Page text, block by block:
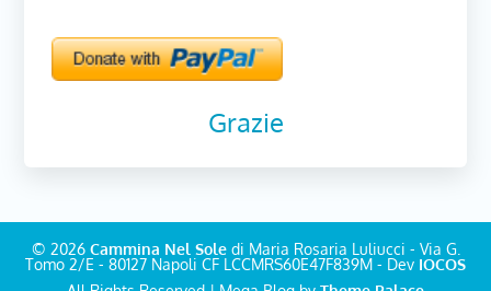
Grazie
© 2026 Cammina Nel Soledi Maria Rosaria Luliucci - Via G.
Tomo 2/E - 80127 Napoli CF LCCMRS60E47F839M - Dev IOCOS